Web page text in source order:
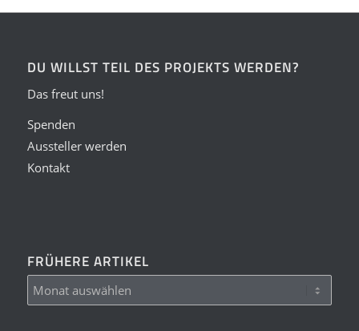
DU WILLST TEIL DES PROJEKTS WERDEN?
Das freut uns!
Spenden
Aussteller werden
Kontakt
FRÜHERE ARTIKEL